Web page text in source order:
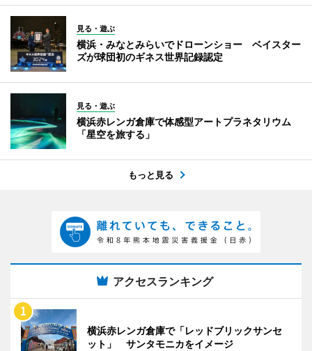
見る・遊ぶ
横浜・みなとみらいでドローンショー ベイスター
ズが球団初のギネス世界記録認定
見る・遊ぶ
横浜赤レンガ倉庫で体感型アートプラネタリウム
「星空を旅する」
もっと見る
アクセスランキング
横浜赤レンガ倉庫で「レッドブリックサンセ
ット」 サンタモニカをイメージ